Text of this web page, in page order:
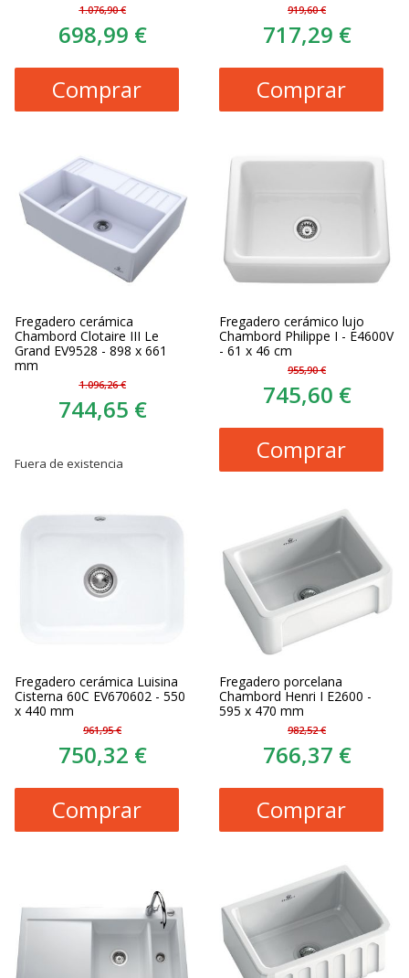
1.076,90 €
698,99 €
Comprar
919,60 €
717,29 €
Comprar
Fregadero cerámica
Chambord Clotaire III Le
Grand EV9528 - 898 x 661
mm
1.096,26 €
744,65 €
Fuera de existencia
Fregadero cerámico lujo
Chambord Philippe I - E4600V
- 61 x 46 cm
955,90 €
745,60 €
Comprar
Fregadero cerámica Luisina
Cisterna 60C EV670602 - 550
x 440 mm
961,95 €
750,32 €
Comprar
Fregadero porcelana
Chambord Henri I E2600 -
595 x 470 mm
982,52 €
766,37 €
Comprar